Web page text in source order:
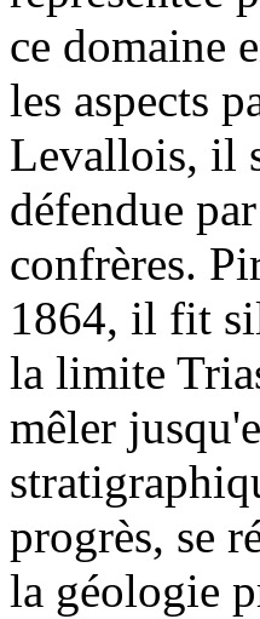
ce domaine
les aspects
Levallois, il
défendue
confrères.
1864, il fit
la limite
mêler
progrès, se
la géologie